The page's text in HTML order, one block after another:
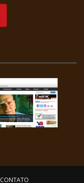
CONTATO